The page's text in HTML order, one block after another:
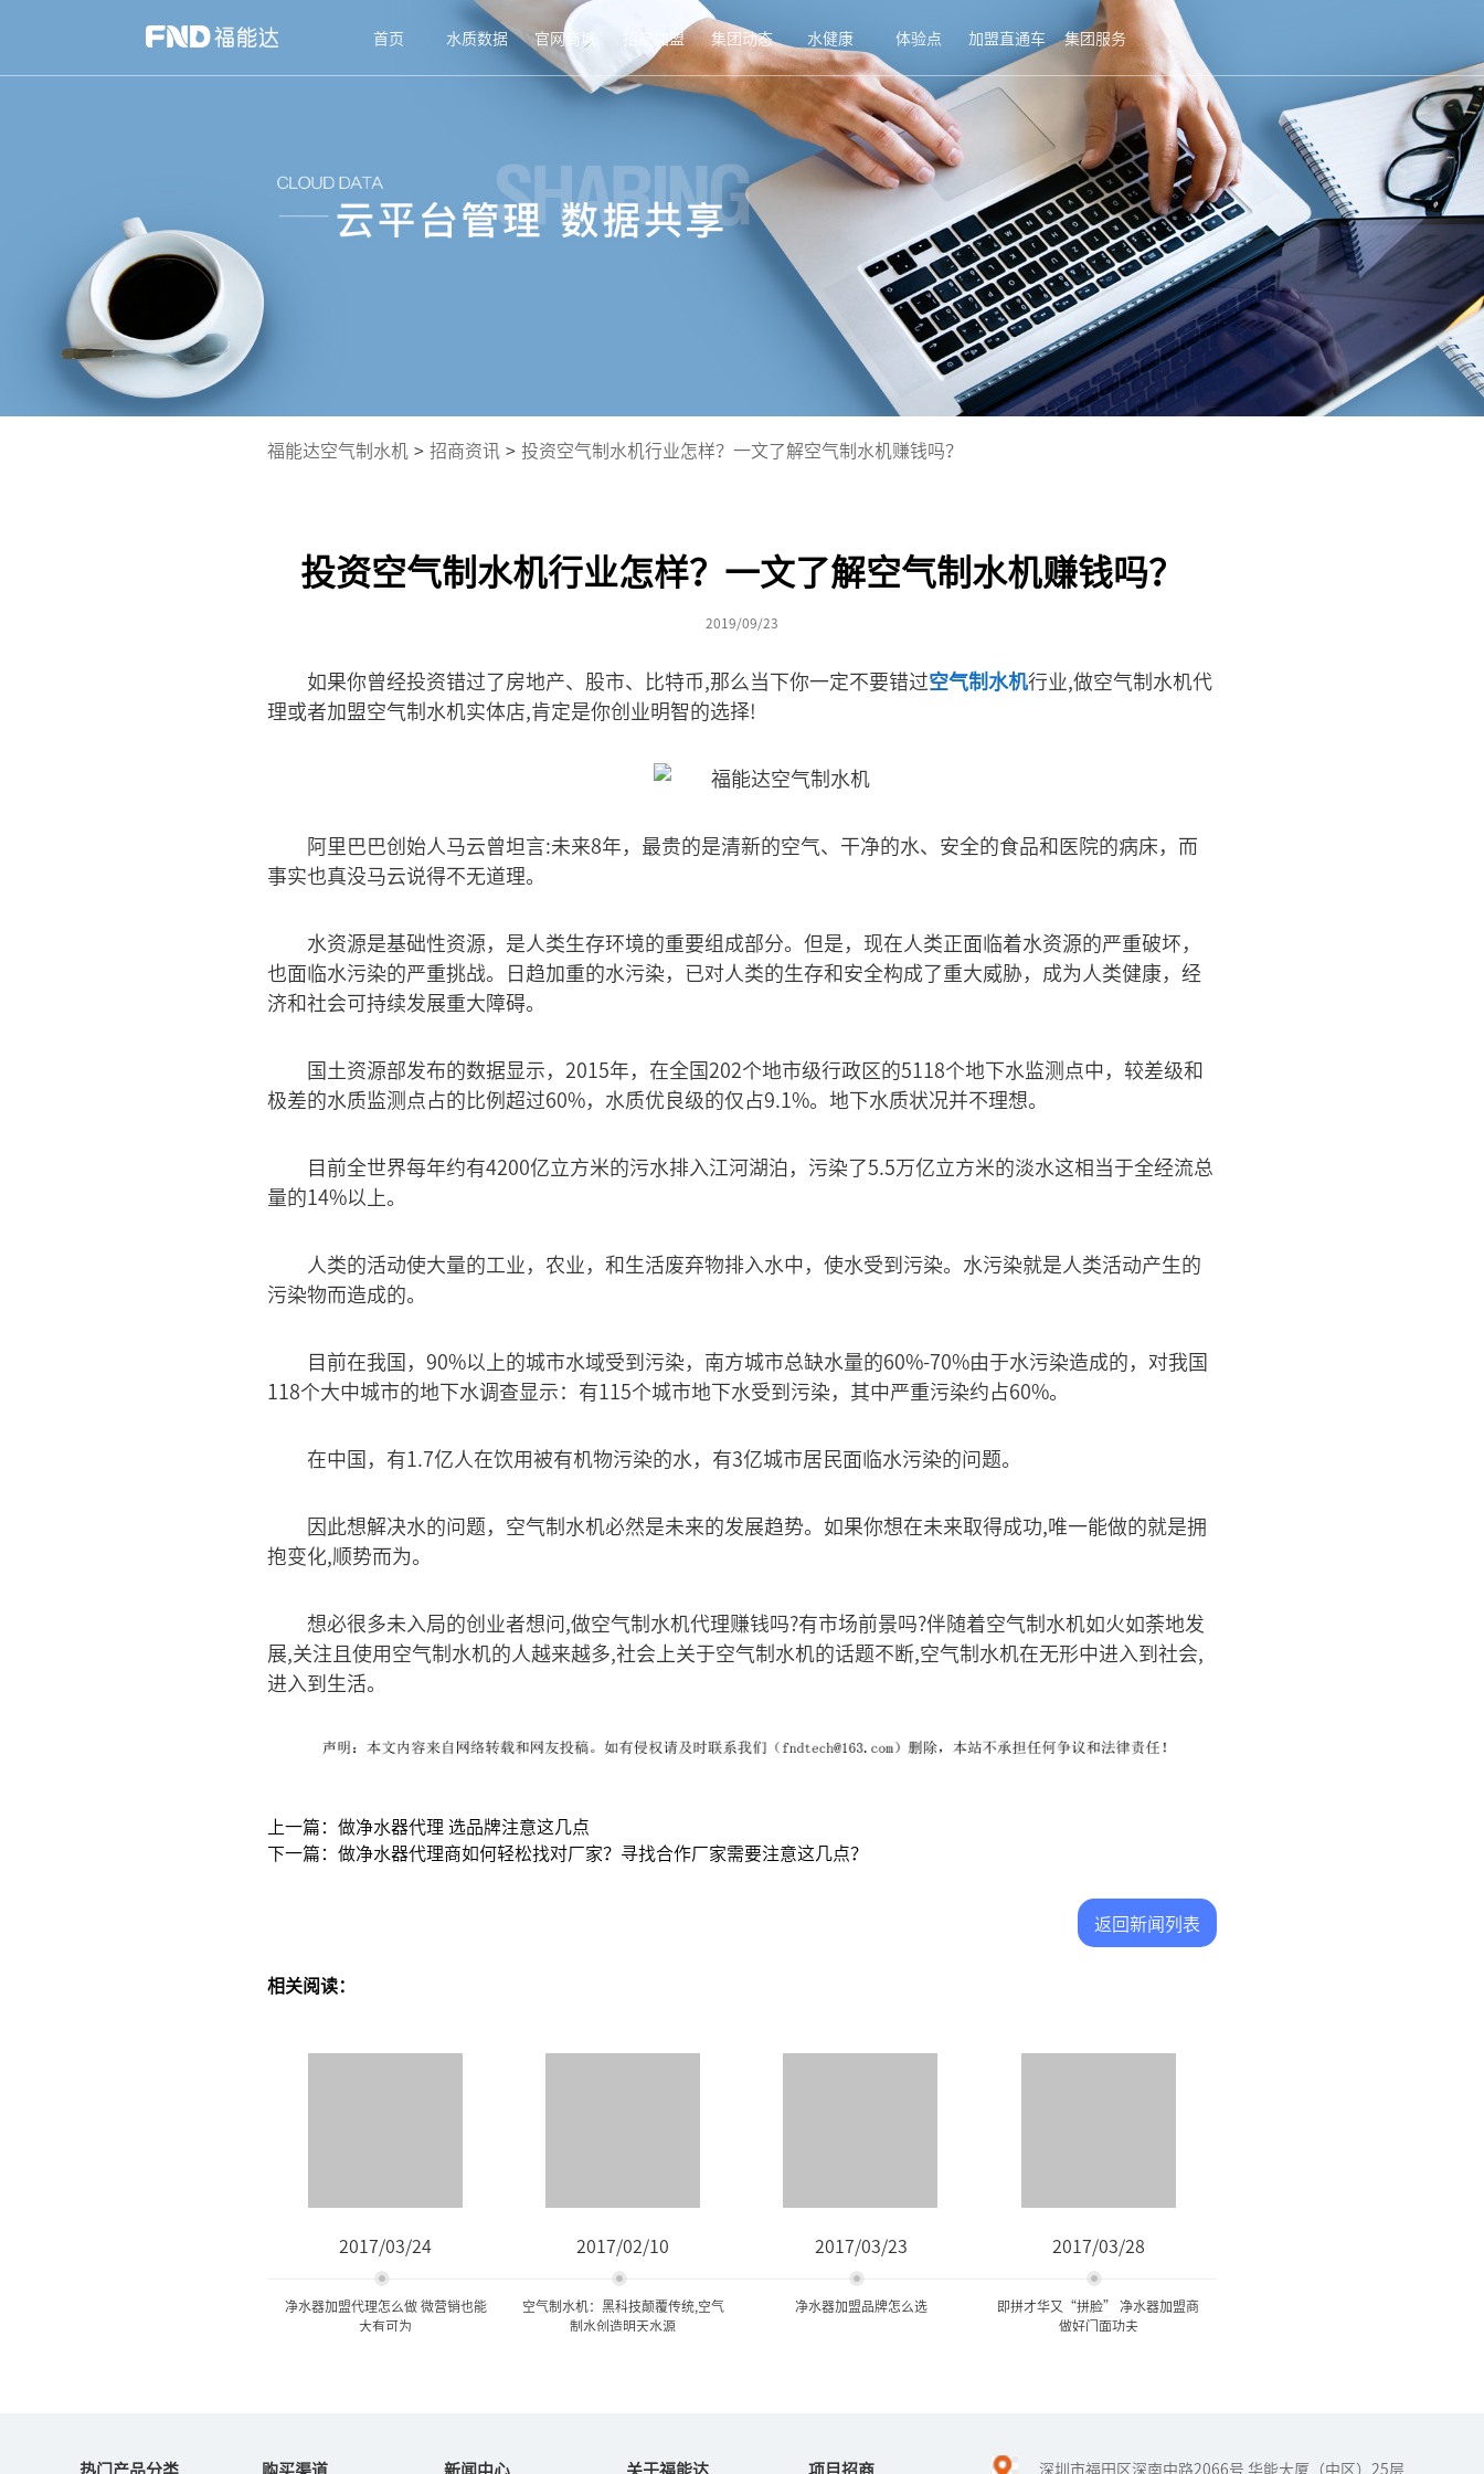
首页 水质数据 官网商城 招商加盟 集团动态 水健康 体验点 加盟直通车 集团服务
福能达空气制水机 > 招商资讯 > 投资空气制水机行业怎样？一文了解空气制水机赚钱吗？
投资空气制水机行业怎样？一文了解空气制水机赚钱吗？
2019/09/23
如果你曾经投资错过了房地产、股市、比特币,那么当下你一定不要错过空气制水机行业,做空气制水机代
理或者加盟空气制水机实体店,肯定是你创业明智的选择!
阿里巴巴创始人马云曾坦言:未来8年，最贵的是清新的空气、干净的水、安全的食品和医院的病床，而
事实也真没马云说得不无道理。
水资源是基础性资源，是人类生存环境的重要组成部分。但是，现在人类正面临着水资源的严重破坏，
也面临水污染的严重挑战。日趋加重的水污染，已对人类的生存和安全构成了重大威胁，成为人类健康，经
济和社会可持续发展重大障碍。
国土资源部发布的数据显示，2015年，在全国202个地市级行政区的5118个地下水监测点中，较差级和
极差的水质监测点占的比例超过60%，水质优良级的仅占9.1%。地下水质状况并不理想。
目前全世界每年约有4200亿立方米的污水排入江河湖泊，污染了5.5万亿立方米的淡水这相当于全经流总
量的14%以上。
人类的活动使大量的工业，农业，和生活废弃物排入水中，使水受到污染。水污染就是人类活动产生的
污染物而造成的。
目前在我国，90%以上的城市水域受到污染，南方城市总缺水量的60%-70%由于水污染造成的，对我国
118个大中城市的地下水调查显示：有115个城市地下水受到污染，其中严重污染约占60%。
在中国，有1.7亿人在饮用被有机物污染的水，有3亿城市居民面临水污染的问题。
因此想解决水的问题，空气制水机必然是未来的发展趋势。如果你想在未来取得成功,唯一能做的就是拥
抱变化,顺势而为。
想必很多未入局的创业者想问,做空气制水机代理赚钱吗?有市场前景吗?伴随着空气制水机如火如荼地发
展,关注且使用空气制水机的人越来越多,社会上关于空气制水机的话题不断,空气制水机在无形中进入到社会,
进入到生活。
上一篇：做净水器代理 选品牌注意这几点
下一篇：做净水器代理商如何轻松找对厂家？寻找合作厂家需要注意这几点？
返回新闻列表
相关阅读：
2017/03/24
净水器加盟代理怎么做 微营销也能
大有可为
2017/02/10
空气制水机：黑科技颠覆传统,空气
制水创造明天水源
2017/03/23
净水器加盟品牌怎么选
2017/03/28
即拼才华又“拼脸” 净水器加盟商
做好门面功夫
深圳市福田区深南中路2066号 华能大厦（中区）25层